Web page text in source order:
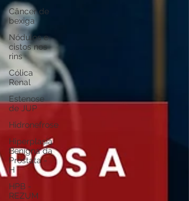
Câncer de
bexiga
Nódulos e
cistos nos
rins
Cólica
Renal
Estenose
de JUP
Hidronefrose
Hiperplasia
Benigna da
Próstata -
H
HPB -
REZUM